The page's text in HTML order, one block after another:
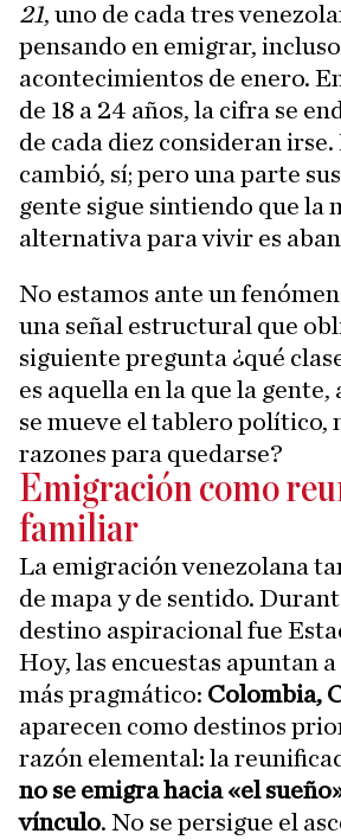
21, uno de cada tres
pensando en emigrar,
acontecimientos de enero.
de 18 a 24 años, la cifra se
de cada diez consideran irse.
cambió, sí; pero una parte
gente sigue sintiendo que la
alternativa para vivir es
No estamos ante un
una señal estructural que
siguiente pregunta ¿qué
es aquella en la que la gente,
se mueve el tablero político,
razones para quedarse?
Emigración como
familiar
La emigración venezolana
de mapa y de sentido.
destino aspiracional fue
Hoy, las encuestas apuntan
más pragmático: Colombia,
aparecen como destinos
razón elemental: la
no se emigra hacia «el
vínculo. No se persigue el